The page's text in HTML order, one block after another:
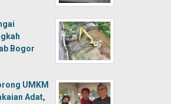
Bogor
UMKM
Adat,